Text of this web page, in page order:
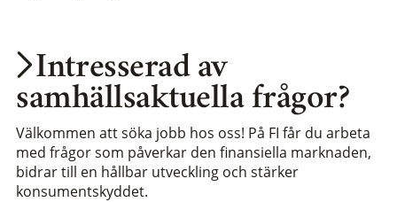
Intresserad av
samhällsaktuella frågor?
Välkommen att söka jobb hos oss! På FI får du arbeta
med frågor som påverkar den finansiella marknaden,
bidrar till en hållbar utveckling och stärker
konsumentskyddet.